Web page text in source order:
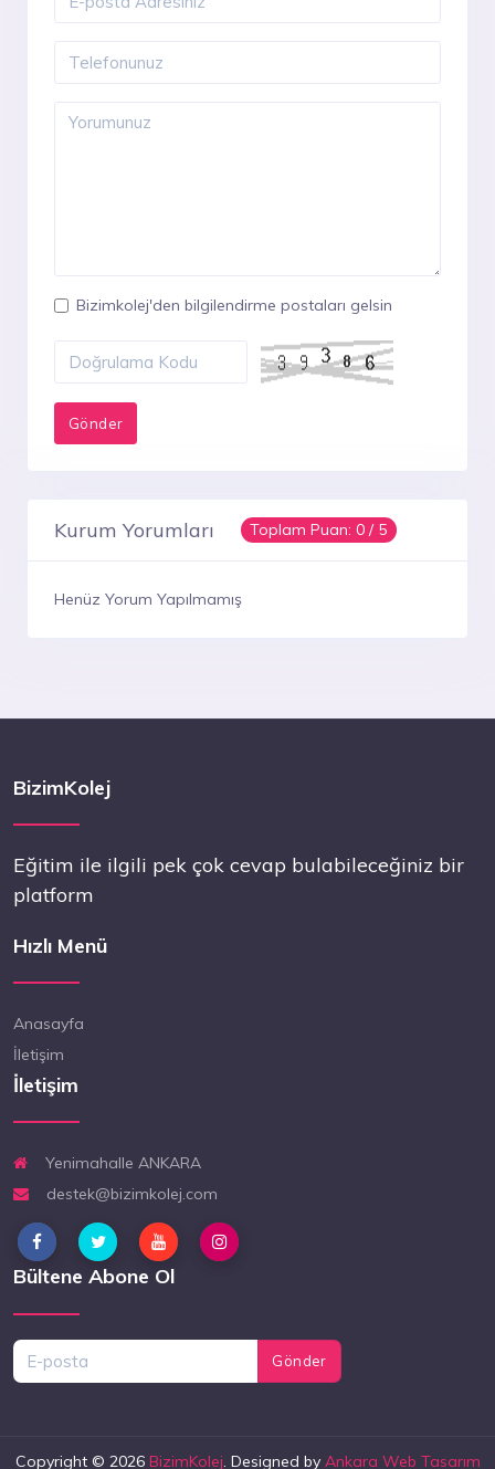
Bizimkolej'den bilgilendirme postaları gelsin
Kurum Yorumları Toplam Puan:0 / 5
Henüz Yorum Yapılmamış
BizimKolej
Eğitim ile ilgili pek çok cevap bulabileceğiniz bir
platform
Hızlı Menü
Anasayfa
İletişim
İletişim
Yenimahalle ANKARA
destek@bizimkolej.com
Bültene Abone Ol
Gönder
Copyright © 2026 BizimKolej . Designed by Ankara Web Tasarım